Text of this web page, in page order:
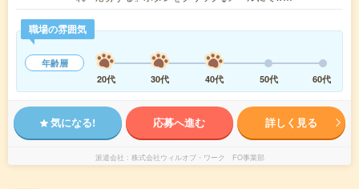
職場の雰囲気
年齢層
20代
30代 40代 50代 60代
気になる! 応募へ進む 詳しく見る
派遣会社 株式会社ウィルオブ・ワーク FO事業部